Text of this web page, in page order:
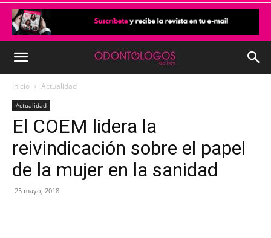
Inicio Actualidad
Actualidad
El COEM lidera la
reivindicación sobre el papel
de la mujer en la sanidad
25 mayo, 2018